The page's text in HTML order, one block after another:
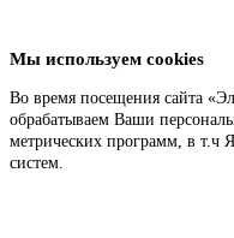
Мы используем cookies
Во время посещения сайта
обрабатываем Ваши
метрических программ, в т.ч
систем.